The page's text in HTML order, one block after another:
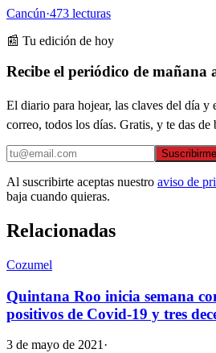
Cancún·473 lecturas
📰 Tu edición de hoy
Recibe el periódico de mañana
El diario para hojear, las claves del día
correo, todos los días. Gratis, y te das de
Suscribirme
Al suscribirte aceptas nuestro aviso de
baja cuando quieras.
Relacionadas
Cozumel
Quintana Roo inicia semana
positivos de Covid-19 y tres
3 de mayo de 2021 ·